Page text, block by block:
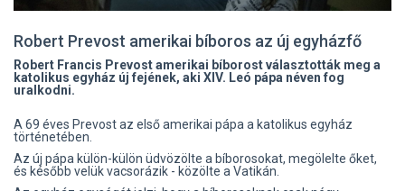
Robert Prevost amerikai bíboros az új egyházfő
Robert Francis Prevost amerikai bíborost választották meg a
katolikus egyház új fejének, aki XIV. Leó pápa néven fog
uralkodni.
A 69 éves Prevost az első amerikai pápa a katolikus egyház
történetében.
Az új pápa külön-külön üdvözölte a bíborosokat, megölelte őket,
és később velük vacsorázik - közölte a Vatikán.